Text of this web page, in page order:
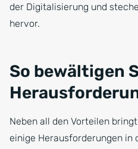
der Digitalisierung und
hervor.
So bewältigen
Neben all den Vorteilen
einige Herausforderungen in